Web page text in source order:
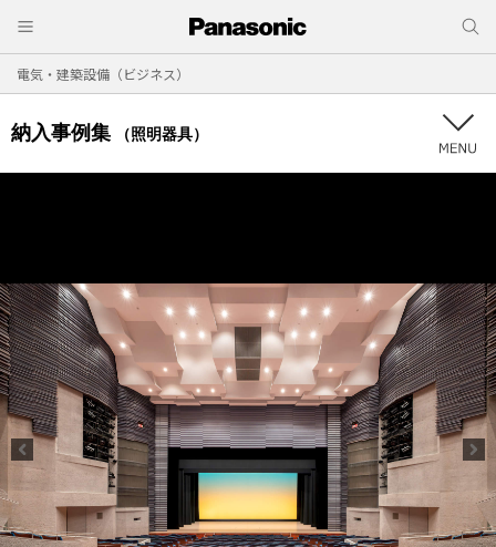
電気・建築設備（ビジネス）
納入事例集 （照明器具）